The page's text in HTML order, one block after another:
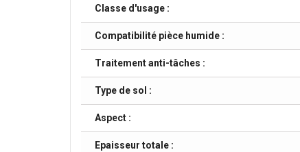
Classe d'usage :
Compatibilité pièce humide :
Traitement anti-tâches :
Type de sol :
Aspect :
Epaisseur totale :